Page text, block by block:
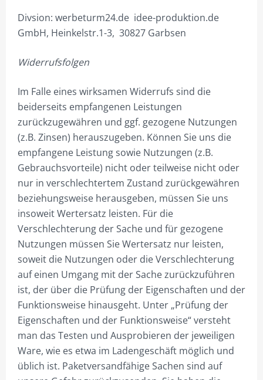
12,5M MAST
20M MAST
25M MAST
30M MAST
35M MAST
40M MAST
45M MAST
50M MAST
DREIECKMASTKRONE
10M MAST
12,5M MAST
15M MAST
20M MAST
25M MAST
Divsion: werbeturm24.de idee-produktion.de
GmbH, Heinkelstr.1-3, 30827 Garbsen
Widerrufsfolgen
Im Falle eines wirksamen Widerrufs sind die
beiderseits empfangenen Leistungen
zurückzugewähren und ggf. gezogene Nutzungen
(z.B. Zinsen) herauszugeben. Können Sie uns die
empfangene Leistung sowie Nutzungen (z.B.
Gebrauchsvorteile) nicht oder teilweise nicht oder
nur in verschlechtertem Zustand zurückgewähren
beziehungsweise herausgeben, müssen Sie uns
insoweit Wertersatz leisten. Für die
Verschlechterung der Sache und für gezogene
Nutzungen müssen Sie Wertersatz nur leisten,
soweit die Nutzungen oder die Verschlechterung
auf einen Umgang mit der Sache zurückzuführen
ist, der über die Prüfung der Eigenschaften und der
Funktionsweise hinausgeht. Unter „Prüfung der
Eigenschaften und der Funktionsweise“ versteht
man das Testen und Ausprobieren der jeweiligen
Ware, wie es etwa im Ladengeschäft möglich und
üblich ist. Paketversandfähige Sachen sind auf